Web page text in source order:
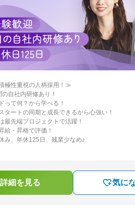
極性重視の人柄採用！≫
自社内研修あり！
って何？から学べる！
タートの同期と成長できるから心強い！
最先端プロジェクトで活躍！
給・昇格で評価！
み、年休125日、残業少なめ♪
細を見る 気に